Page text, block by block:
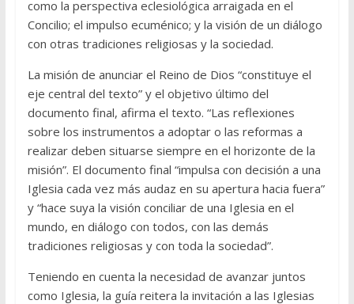
como la perspectiva eclesiológica arraigada en el
Concilio; el impulso ecuménico; y la visión de un diálogo
con otras tradiciones religiosas y la sociedad.
La misión de anunciar el Reino de Dios “constituye el
eje central del texto” y el objetivo último del
documento final, afirma el texto. “Las reflexiones
sobre los instrumentos a adoptar o las reformas a
realizar deben situarse siempre en el horizonte de la
misión”. El documento final “impulsa con decisión a una
Iglesia cada vez más audaz en su apertura hacia fuera”
y “hace suya la visión conciliar de una Iglesia en el
mundo, en diálogo con todos, con las demás
tradiciones religiosas y con toda la sociedad”.
Teniendo en cuenta la necesidad de avanzar juntos
como Iglesia, la guía reitera la invitación a las Iglesias